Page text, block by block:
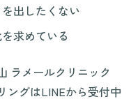
出したくない
求めている
ラメールクリニック
ングはLINEから受付中